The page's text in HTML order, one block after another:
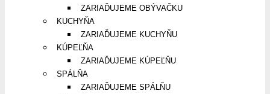
ZARIAĎUJEME OBÝVAČKU
KUCHYŇA
ZARIAĎUJEME KUCHYŇU
KÚPEĽŇA
ZARIAĎUJEME KÚPEĽŇU
SPÁLŇA
ZARIAĎUJEME SPÁLŇU